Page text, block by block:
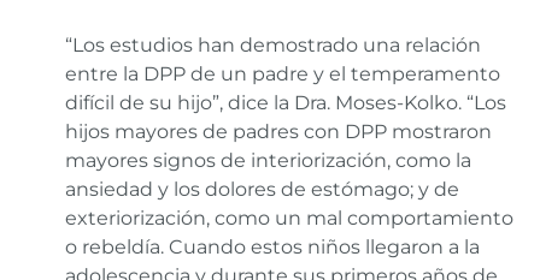
“Los estudios han demostrado una relación
entre la DPP de un padre y el temperamento
difícil de su hijo”, dice la Dra. Moses-Kolko. “Los
hijos mayores de padres con DPP mostraron
mayores signos de interiorización, como la
ansiedad y los dolores de estómago; y de
exteriorización, como un mal comportamiento
o rebeldía. Cuando estos niños llegaron a la
adolescencia y durante sus primeros años de